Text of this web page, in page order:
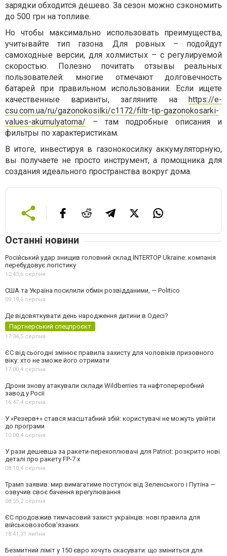
зарядки обходится дешево. За сезон можно сэкономить
до 500 грн на топливе.
Но чтобы максимально использовать преимущества,
учитывайте тип газона. Для ровных – подойдут
самоходные версии, для холмистых – с регулируемой
скоростью. Полезно почитать отзывы реальных
пользователей: многие отмечают долговечность
батарей при правильном использовании. Если ищете
качественные варианты, загляните на
https://e-
csu.com.ua/ru/gazonokosilki/c1172/filtr-tip-gazonokosarki-
values-akumulyatorna/ – там подробные описания и
фильтры по характеристикам.
В итоге, инвестируя в газонокосилку аккумуляторную,
вы получаете не просто инструмент, а помощника для
создания идеального пространства вокруг дома.
Останні новини
Російський удар знищив головний склад INTERTOP Ukraine: компанія
перебудовує логістику
12:43,6 серпня
США та Україна посилили обмін розвідданими, — Politico
09:19,6 серпня
Де відсвяткувати день народження дитини в Одесі?
Партнерський спецпроєкт
17:34,5 серпня
ЄС від сьогодні змінює правила захисту для чоловіків призовного
віку: хто не зможе його отримати
17:00,4 серпня
Дрони знову атакували склади Wildberries та нафтопереробний
завод у Росії
16:47,4 серпня
У «Резерв+» стався масштабний збій: користувачі не можуть увійти
до програми
10:00,4 серпня
У рази дешевша за ракети-перехоплювачі для Patriot: розкрито нові
деталі про ракету FP-7.x
08:10,4 серпня
Трамп заявив: мир вимагатиме поступок від Зеленського і Путіна —
озвучив своє бачення врегулювання
08:55,2 серпня
ЄС продовжив тимчасовий захист українців: нові правила для
військовозобов’язаних
18:41,31 липня
Безмитний ліміт у 150 євро хочуть скасувати: що зміниться для